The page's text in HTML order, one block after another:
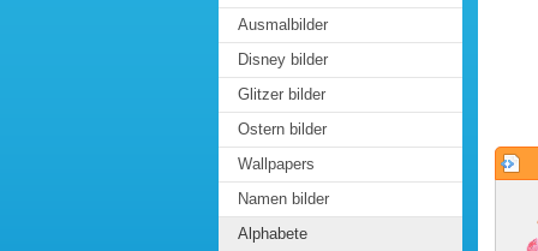
Ausmalbilder
Disney bilder
Glitzer bilder
Ostern bilder
Wallpapers
Namen bilder
Alphabete